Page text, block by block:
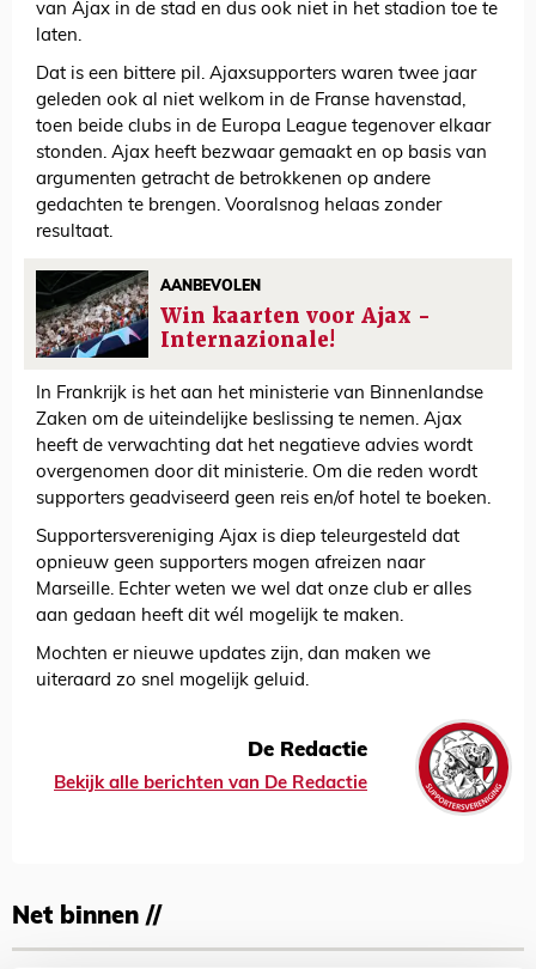
van Ajax in de stad en dus ook niet in het stadion toe te
laten.
Dat is een bittere pil. Ajaxsupporters waren twee jaar
geleden ook al niet welkom in de Franse havenstad,
toen beide clubs in de Europa League tegenover elkaar
stonden. Ajax heeft bezwaar gemaakt en op basis van
argumenten getracht de betrokkenen op andere
gedachten te brengen. Vooralsnog helaas zonder
resultaat.
AANBEVOLEN
Win kaarten voor Ajax -
Internazionale!
In Frankrijk is het aan het ministerie van Binnenlandse
Zaken om de uiteindelijke beslissing te nemen. Ajax
heeft de verwachting dat het negatieve advies wordt
overgenomen door dit ministerie. Om die reden wordt
supporters geadviseerd geen reis en/of hotel te boeken.
Supportersvereniging Ajax is diep teleurgesteld dat
opnieuw geen supporters mogen afreizen naar
Marseille. Echter weten we wel dat onze club er alles
aan gedaan heeft dit wél mogelijk te maken.
Mochten er nieuwe updates zijn, dan maken we
uiteraard zo snel mogelijk geluid.
De Redactie
Bekijk alle berichten van De Redactie
Net binnen //